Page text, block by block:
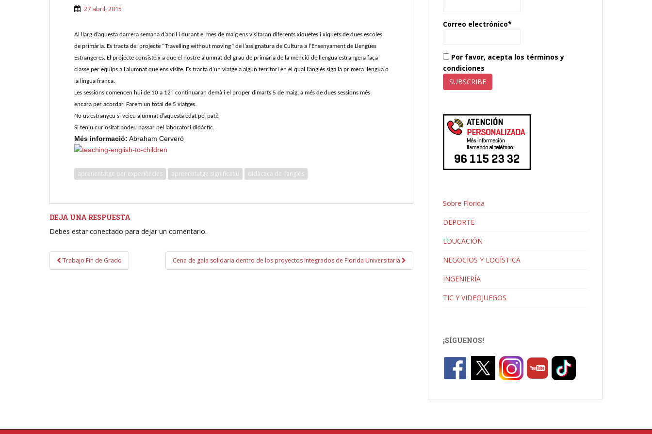
27 abril, 2015
Al llarg d’aquesta darrera semana d’abril i durant el mes de maig ens visitaran diferents xiquetes i xiquets de dues escoles
de primària. Es tracta del projecte “Travelling without moving” de l’assignatura de Cultura a l’Ensenyament de Llengües
Estrangeres. El projecte consisteix a que el nostre alumnat del grau de primària de la menció de llengua estrangera faça
classe per equips a l’alumnat que ens visite. Es tracta d’un viatge a algún territori en el qual l’anglès siga la primera llengua o
la lingua franca.
Les sessions comencen hui de 10 a 12 i continuaran demà i el proper dimarts 5 de maig, a més de dues sessions més
encara per acordar. Farem un total de 5 viatges.
No us estranyeu si veieu alumnat d’aquesta edat pel pati!
Si teniu curiositat podeu passar pel laboratori didàctic.
Més informació: Abraham Cerveró
aprenentatge per experiències aprenentatge significatiu didàctica de l'anglés
DEJA UNA RESPUESTA
Debes estar conectado para dejar un comentario.
Navegación
de
Trabajo Fin de Grado Cena de gala solidaria dentro de los proyectos Integrados de Florida Universitaria
Correo electrónico*
Por favor, acepta los términos y
condiciones
Sobre Florida
DEPORTE
EDUCACIÓN
NEGOCIOS Y LOGÍSTICA
INGENIERÍA
TIC Y VIDEOJUEGOS
¡SÍGUENOS!